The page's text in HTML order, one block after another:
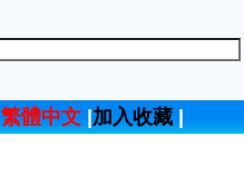
繁體中文| 加入收藏|